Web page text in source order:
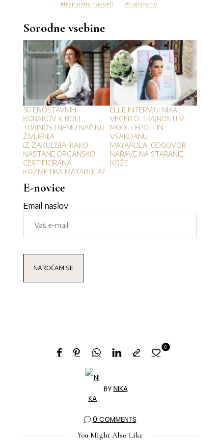
trajnostni nasveti trajnostno
Sorodne vsebine
30 ENOSTAVNIH
KORAKOV K BOLJ
TRAJNOSTNEMU NAČINU
ŽIVLJENJA
ELLE INTERVJU: NIKA
VEGER O TRAJNOSTI V
MODI, LEPOTI IN
VSAKDANU
IZ ZAKULISJA: KAKO
NASTANE ORGANSKO
CERTIFICIRANA
KOZMETIKA MAYARULA?
MAYARULA, ODGOVOR
NARAVE NA STARANJE
KOŽE
E-novice
Email naslov:
BY NIKA
0
0 COMMENTS
You Might Also Like